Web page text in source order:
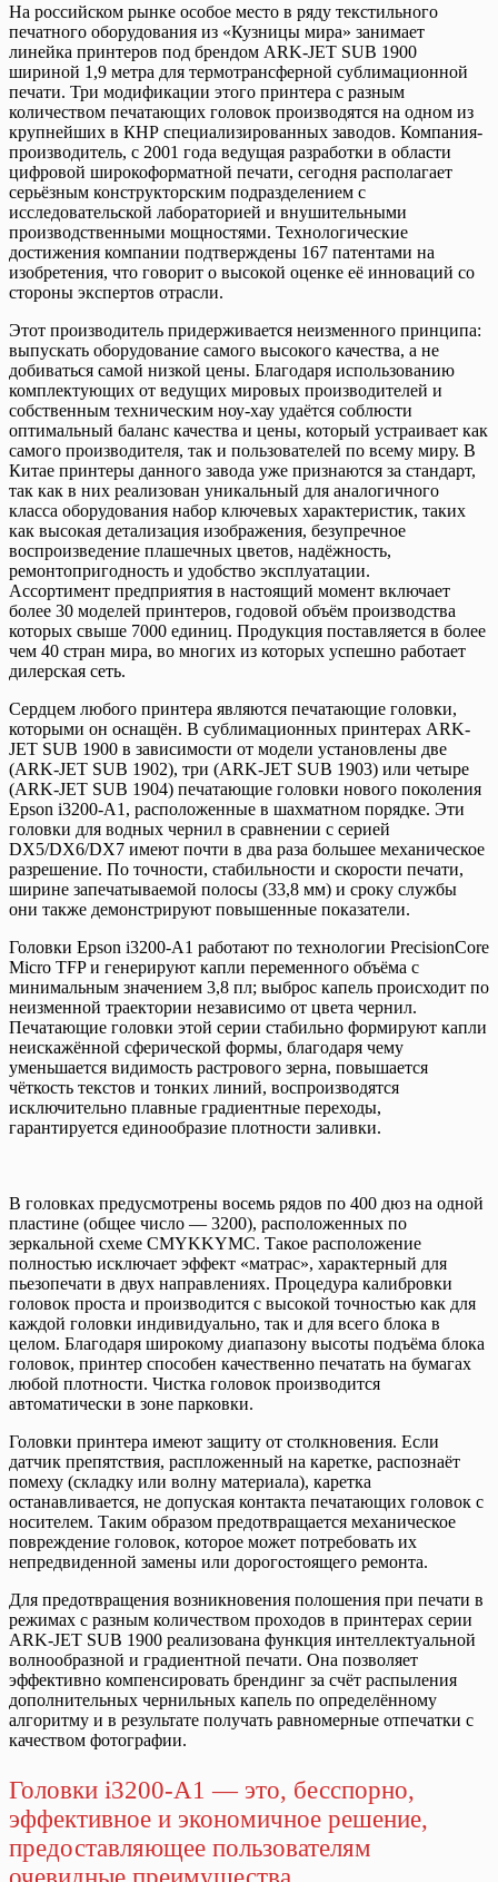
На российском рынке особое место в ряду текстильного
печатного оборудования из «Кузницы мира» занимает
линейка принтеров под брендом ARK-JET SUB 1900
шириной 1,9 метра для термотрансферной сублимационной
печати. Три модификации этого принтера с разным
количеством печатающих головок производятся на одном из
крупнейших в КНР специализированных заводов. Компания-
производитель, с 2001 года ведущая разработки в области
цифровой широко­форматной печати, сегодня располагает
серьёзным конструкторским подразделением с
исследовательской лабораторией и внушительными
производственными мощностями. Технологические
достижения компании подтверждены 167 патентами на
изобретения, что говорит о высокой оценке её инноваций со
стороны экспертов отрасли.
Этот производитель придерживается неизменного принципа:
выпускать оборудование самого высокого качества, а не
добиваться самой низкой цены. Благодаря использованию
комплектующих от ведущих мировых производителей и
собственным техническим ноу-хау удаётся соблюсти
оптимальный баланс качества и цены, который устраивает как
самого производителя, так и пользователей по всему миру. В
Китае принтеры данного завода уже признаются за стандарт,
так как в них реализован уникальный для аналогичного
класса оборудования набор ключевых характеристик, таких
как высокая детализация изображения, безупречное
воспроизведение плашечных цветов, надёжность,
ремонтопригодность и удобство эксплуатации.
Ассортимент предприятия в настоящий момент включает
более 30 моделей принтеров, годовой объём производства
которых свыше 7000 единиц. Продукция поставляется в более
чем 40 стран мира, во многих из которых успешно работает
дилерская сеть.
Сердцем любого принтера являются печатающие головки,
которыми он оснащён. В сублимационных принтерах ARK-
JET SUB 1900 в зависимости от модели установлены две
(ARK-JET SUB 1902), три (ARK-JET SUB 1903) или четыре
(ARK-JET SUB 1904) печатающие головки нового поколения
Epson i3200-A1, расположенные в шахматном порядке. Эти
головки для водных чернил в сравнении с серией
DX5/DX6/DX7 имеют почти в два раза большее механическое
разрешение. По точности, стабильности и скорости печати,
ширине запечатываемой полосы (33,8 мм) и сроку службы
они также демонстрируют повышенные показатели.
Головки Epson i3200-A1 работают по технологии PrecisionCore
Micro TFP и генерируют капли переменного объёма с
минимальным значением 3,8 пл; выброс капель происходит по
неизменной траектории независимо от цвета чернил.
Печатающие головки этой серии стабильно формируют капли
неискажённой сферической формы, благодаря чему
уменьшается видимость растрового зерна, повышается
чёткость текстов и тонких линий, воспроизводятся
исключительно плавные градиентные переходы,
гарантируется единообразие плотности заливки.
В головках предусмотрены восемь рядов по 400 дюз на одной
пластине (общее число — 3200), расположенных по
зеркальной схеме CMYKKYMC. Такое расположение
полностью исключает эффект «матрас», характерный для
пьезопечати в двух направлениях. Процедура калибровки
головок проста и производится с высокой точностью как для
каждой головки индивидуально, так и для всего блока в
целом. Благодаря широкому диапазону высоты подъёма блока
головок, принтер способен качественно печатать на бумагах
любой плотности. Чистка головок производится
автоматически в зоне парковки.
Головки принтера имеют защиту от столкновения. Если
датчик препятствия, распложенный на каретке, распознаёт
помеху (складку или волну материала), каретка
останавливается, не допуская контакта печатающих головок с
носителем. Таким образом предотвращается механическое
повреждение головок, которое может потребовать их
непредвиденной замены или дорогостоящего ремонта.
Для предотвращения возникновения полошения при печати в
режимах с разным количеством проходов в принтерах серии
ARK-JET SUB 1900 реализована функция интеллектуальной
волнообразной и градиентной печати. Она позволяет
эффективно компенсировать брендинг за счёт распыления
дополнительных чернильных капель по определённому
алгоритму и в результате получать равномерные отпечатки с
качеством фотографии.
Головки i3200-A1 — это, бесспорно,
эффективное и экономичное решение,
предоставляющее пользователям